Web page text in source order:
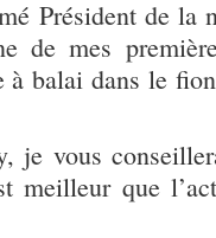
Président de la
de mes
à balai dans le
je vous
meilleur que